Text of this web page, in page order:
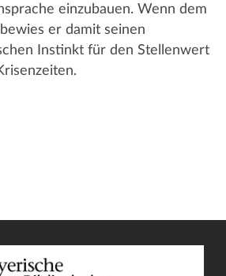
einzubauen. Wenn dem
er damit seinen
Instinkt für den Stellenwert